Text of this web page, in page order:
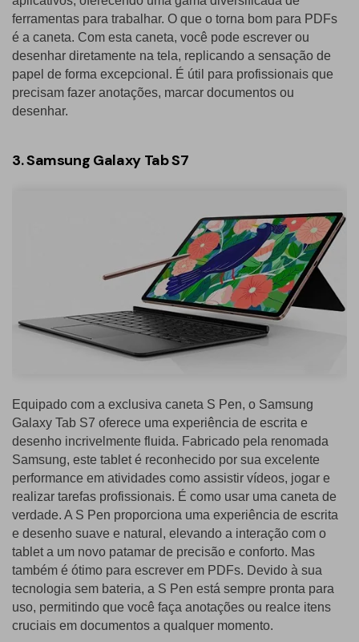
ferramentas para trabalhar. O que o torna bom para PDFs
é a caneta. Com esta caneta, você pode escrever ou
desenhar diretamente na tela, replicando a sensação de
papel de forma excepcional. É útil para profissionais que
precisam fazer anotações, marcar documentos ou
desenhar.
3. Samsung Galaxy Tab S7
Equipado com a exclusiva caneta S Pen, o Samsung
Galaxy Tab S7 oferece uma experiência de escrita e
desenho incrivelmente fluida. Fabricado pela renomada
Samsung, este tablet é reconhecido por sua excelente
performance em atividades como assistir vídeos, jogar e
realizar tarefas profissionais. É como usar uma caneta de
verdade. A S Pen proporciona uma experiência de escrita
e desenho suave e natural, elevando a interação com o
tablet a um novo patamar de precisão e conforto. Mas
também é ótimo para escrever em PDFs. Devido à sua
tecnologia sem bateria, a S Pen está sempre pronta para
uso, permitindo que você faça anotações ou realce itens
cruciais em documentos a qualquer momento.